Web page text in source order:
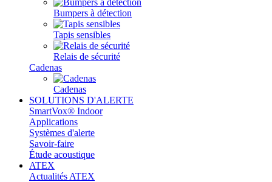
Bumpers à détection
Tapis sensibles
Relais de sécurité
Cadenas
Cadenas
SOLUTIONS D'ALERTE
SmartVox® Indoor
Applications
Systèmes d'alerte
Savoir-faire
Étude acoustique
ATEX
Actualités ATEX